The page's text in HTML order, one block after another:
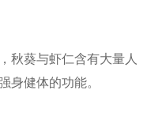
秋葵与虾仁含有大量人
身健体的功能。